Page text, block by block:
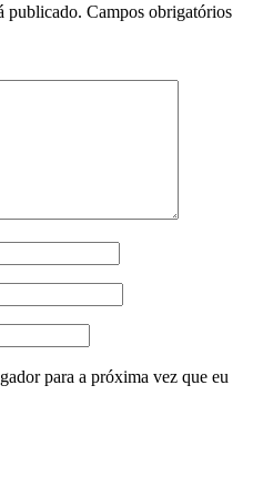
publicado. Campos obrigatórios
para a próxima vez que eu